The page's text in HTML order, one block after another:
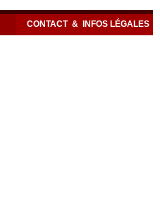
CONTACT & INFOS LÉGALES